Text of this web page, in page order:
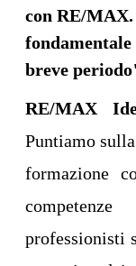
con RE/
breve
RE/MAX
Puntiamo
formazione
professionisti